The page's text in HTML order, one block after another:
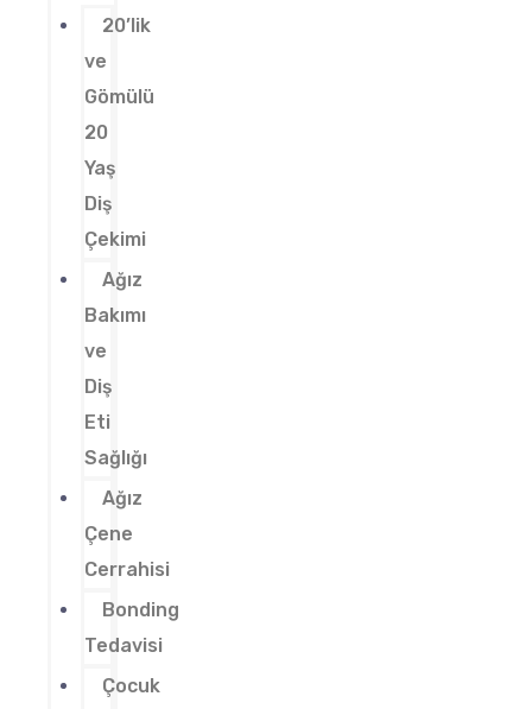
20’lik
ve
Gömülü
20
Yaş
Diş
Çekimi
Ağız
Bakımı
ve
Diş
Eti
Sağlığı
Ağız
Çene
Cerrahisi
Bonding
Tedavisi
Çocuk